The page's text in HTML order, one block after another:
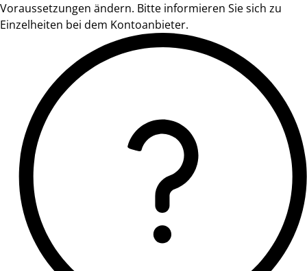
Voraussetzungen ändern. Bitte informieren Sie sich zu
Einzelheiten bei dem Kontoanbieter.